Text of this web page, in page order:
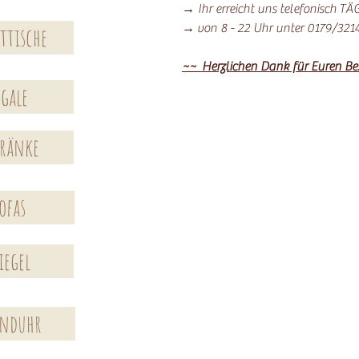
→ Ihr erreicht uns telefonisch
→ von 8 - 22 Uhr unter 0179/
~~ Herzlichen Dank für Euren